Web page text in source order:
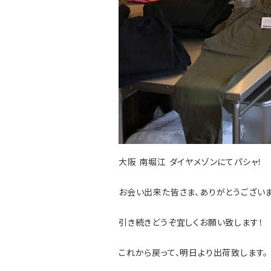
大阪 南堀江 ダイヤメゾンにてパシャ！
お会い出来た皆さま、ありがとうござい
引き続きどうぞ宜しくお願い致します！
これから戻って、明日より出荷致します。